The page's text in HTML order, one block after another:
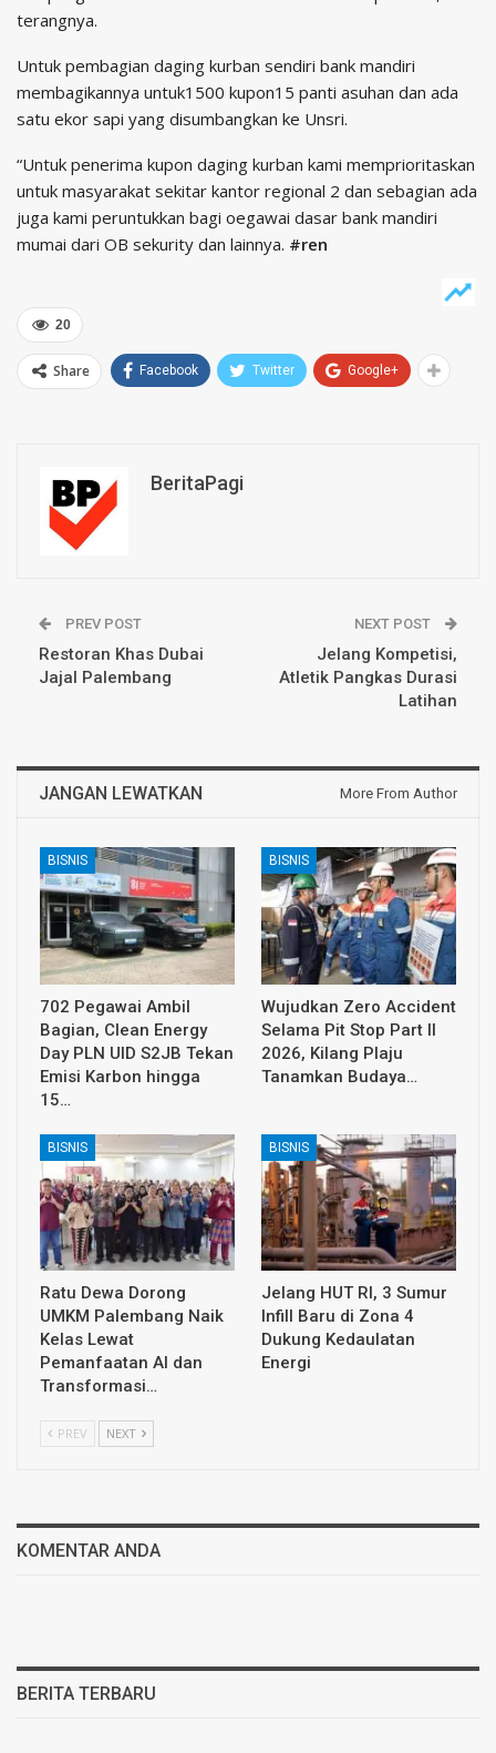
terangnya.
Untuk pembagian daging kurban sendiri bank mandiri
membagikannya untuk1500 kupon15 panti asuhan dan ada
satu ekor sapi yang disumbangkan ke Unsri.
“Untuk penerima kupon daging kurban kami memprioritaskan
untuk masyarakat sekitar kantor regional 2 dan sebagian ada
juga kami peruntukkan bagi oegawai dasar bank mandiri
mumai dari OB sekurity dan lainnya. #ren
20
Share Facebook Twitter Google+
BeritaPagi
PREV POST
Restoran Khas Dubai
Jajal Palembang
NEXT POST
Jelang Kompetisi,
Atletik Pangkas Durasi
Latihan
JANGAN LEWATKAN More From Author
BISNIS
702 Pegawai Ambil
Bagian, Clean Energy
Day PLN UID S2JB Tekan
Emisi Karbon hingga
15…
BISNIS
Wujudkan Zero Accident
Selama Pit Stop Part II
2026, Kilang Plaju
Tanamkan Budaya…
BISNIS
Ratu Dewa Dorong
UMKM Palembang Naik
Kelas Lewat
Pemanfaatan AI dan
Transformasi…
BISNIS
Jelang HUT RI, 3 Sumur
Infill Baru di Zona 4
Dukung Kedaulatan
Energi
PREV NEXT
KOMENTAR ANDA
BERITA TERBARU